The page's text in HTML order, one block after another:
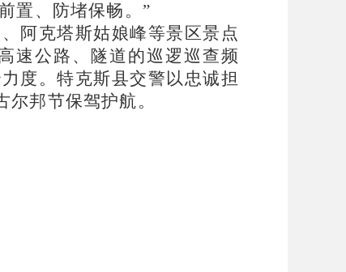
置、防堵保畅。”
阿克塔斯姑娘峰等景区景点
速公路、隧道的巡逻巡查频
度。特克斯县交警以忠诚担
邦节保驾护航。